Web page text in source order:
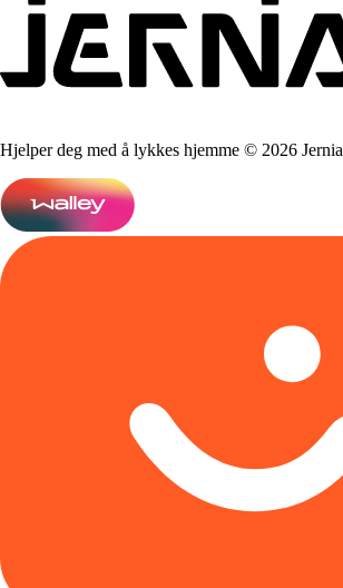
Hjelper deg med å lykkes hjemme © 2026 Jernia